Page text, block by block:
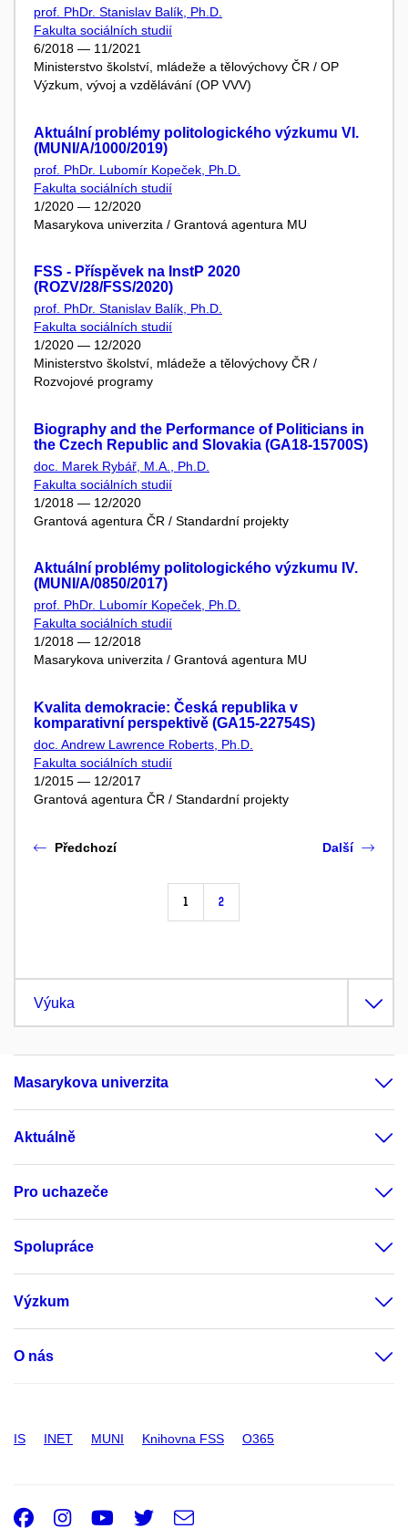
prof. PhDr. Stanislav Balík, Ph.D.
Fakulta sociálních studií
6/2018 — 11/2021
Ministerstvo školství, mládeže a tělovýchovy ČR / OP
Výzkum, vývoj a vzdělávání (OP VVV)
Aktuální problémy politologického výzkumu VI.
(MUNI/A/1000/2019)
prof. PhDr. Lubomír Kopeček, Ph.D.
Fakulta sociálních studií
1/2020 — 12/2020
Masarykova univerzita / Grantová agentura MU
FSS - Příspěvek na InstP 2020
(ROZV/28/FSS/2020)
prof. PhDr. Stanislav Balík, Ph.D.
Fakulta sociálních studií
1/2020 — 12/2020
Ministerstvo školství, mládeže a tělovýchovy ČR /
Rozvojové programy
Biography and the Performance of Politicians in
the Czech Republic and Slovakia (GA18-15700S)
doc. Marek Rybář, M.A., Ph.D.
Fakulta sociálních studií
1/2018 — 12/2020
Grantová agentura ČR / Standardní projekty
Aktuální problémy politologického výzkumu IV.
(MUNI/A/0850/2017)
prof. PhDr. Lubomír Kopeček, Ph.D.
Fakulta sociálních studií
1/2018 — 12/2018
Masarykova univerzita / Grantová agentura MU
Kvalita demokracie: Česká republika v
komparativní perspektivě (GA15-22754S)
doc. Andrew Lawrence Roberts, Ph.D.
Fakulta sociálních studií
1/2015 — 12/2017
Grantová agentura ČR / Standardní projekty
Předchozí
1 2
Další
Výuka
Masarykova univerzita
Aktuálně
Pro uchazeče
Spolupráce
Výzkum
O nás
IS INET MUNI Knihovna FSS O365
Facebook
Instagram
Youtube
Twitter
e-